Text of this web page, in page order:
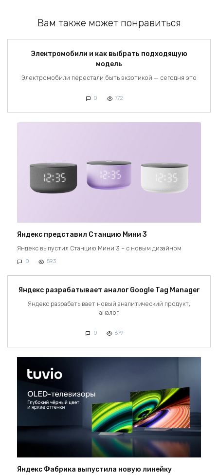
Вам также может понравиться
Электромобили и как выбрать подходящую
модель
Электромобили перестали быть экзотикой — сегодня это
0 772
Яндекс представил Станцию Мини 3
Яндекс выпустил Станцию Мини 3 – с новым дизайном
0 593
Яндекс разрабатывает аналог Google Tag Manager
Яндекс разрабатывает новый аналитический продукт,
аналог
0 679
Яндекс Фабрика выпустила новую линейку